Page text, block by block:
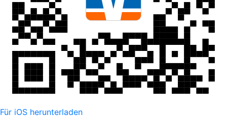
Für iOS herunterladen